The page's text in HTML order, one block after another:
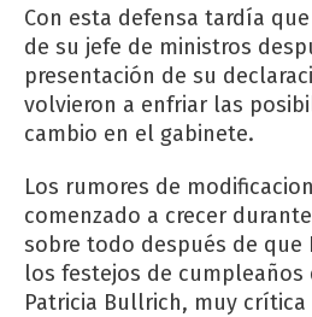
Con esta defensa tardía
de su jefe de ministros
presentación de su
volvieron a enfriar las
cambio en el gabinete.
Los rumores de
comenzado a crecer
sobre todo después de que
los festejos de cumpleaños
Patricia Bullrich, muy crítica